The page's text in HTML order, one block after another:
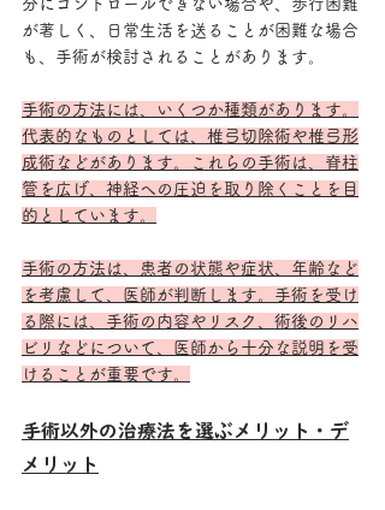
が著しく、日常生活を送ることが困難な場合
も、手術が検討されることがあります。
手術の方法には、いくつか種類があります。
代表的なものとしては、椎弓切除術や椎弓形
成術などがあります。これらの手術は、脊柱
管を広げ、神経への圧迫を取り除くことを目
的としています。
手術の方法は、患者の状態や症状、年齢など
を考慮して、医師が判断します。手術を受け
る際には、手術の内容やリスク、術後のリハ
ビリなどについて、医師から十分な説明を受
けることが重要です。
手術以外の治療法を選ぶメリット・デ
メリット